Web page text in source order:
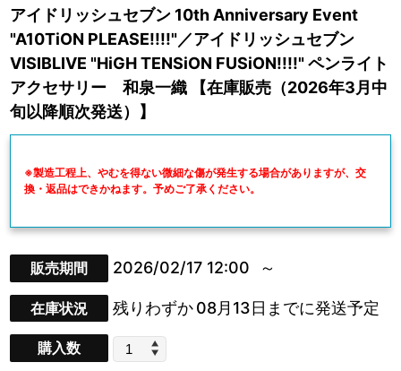
アイドリッシュセブン 10th Anniversary Event
"A10TiON PLEASE!!!!"／アイドリッシュセブン
VISIBLIVE "HiGH TENSiON FUSiON!!!!" ペンライト
アクセサリー 和泉一織 【在庫販売（2026年3月中
旬以降順次発送）】
※製造工程上、やむを得ない微細な傷が発生する場合がありますが、交
換・返品はできかねます。予めご了承ください。
販売期間 2026/02/17 12:00
在庫状況 残りわずか 08月13日までに発送予定
購入数